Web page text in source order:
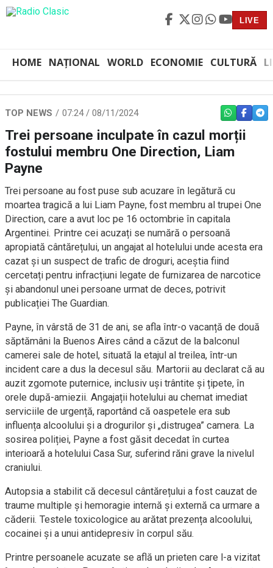
LIVE
HOME NAȚIONAL WORLD ECONOMIE CULTURĂ
TOP NEWS 07:24 / 08/11/2024 WHATSAPP
Trei persoane inculpate în cazul morții
fostului membru One Direction, Liam
Payne
Trei persoane au fost puse sub acuzare în legătură cu
moartea tragică a lui Liam Payne, fost membru al trupei One
Direction, care a avut loc pe 16 octombrie în capitala
Argentinei. Printre cei acuzați se numără o persoană
apropiată cântărețului, un angajat al hotelului unde acesta era
cazat și un suspect de trafic de droguri, aceștia fiind
cercetați pentru infracțiuni legate de furnizarea de narcotice
și abandonul unei persoane urmat de deces, potrivit
publicației The Guardian.
Payne, în vârstă de 31 de ani, se afla într-o vacanță de două
săptămâni la Buenos Aires când a căzut de la balconul
camerei sale de hotel, situată la etajul al treilea, într-un
incident care a dus la decesul său. Martorii au declarat că au
auzit zgomote puternice, inclusiv uși trântite și țipete, în
orele după-amiezii. Angajații hotelului au chemat imediat
serviciile de urgență, raportând că oaspetele era sub
influența alcoolului și a drogurilor și „distrugea” camera. La
sosirea poliției, Payne a fost găsit decedat în curtea
interioară a hotelului Casa Sur, suferind răni grave la nivelul
craniului.
Autopsia a stabilit că decesul cântărețului a fost cauzat de
traume multiple și hemoragie internă și externă ca urmare a
căderii. Testele toxicologice au arătat prezența alcoolului,
cocainei și a unui antidepresiv în corpul său.
Printre persoanele acuzate se află un prieten care l-a vizitat